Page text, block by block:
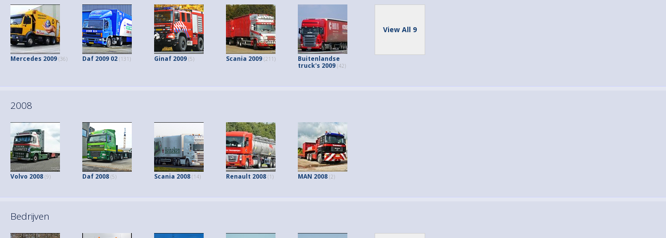
Mercedes 2009 (36) Daf 2009 02 (131) Ginaf 2009 (5) Scania 2009 (211)
Buitenlandse
truck's 2009 (42)
View All 9
2008
Volvo 2008 (9) Daf 2008 (5) Scania 2008 (14) Renault 2008 (1) MAN 2008 (2)
Bedrijven